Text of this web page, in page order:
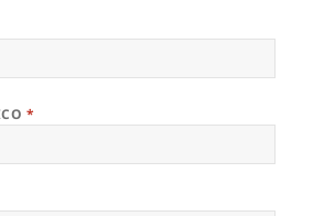
*